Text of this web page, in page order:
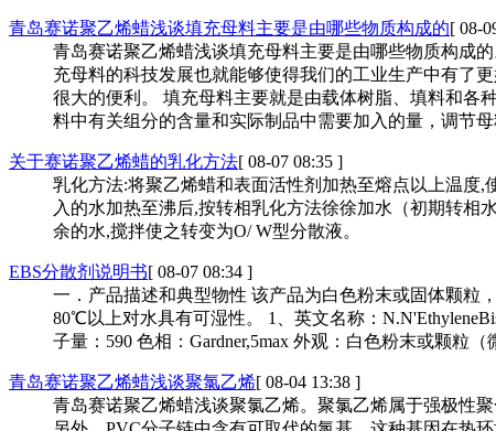
青岛赛诺聚乙烯蜡浅谈填充母料主要是由哪些物质构成的[ 08-
青岛赛诺聚乙烯蜡浅谈填充母料主要是由哪些物质构成
充母料的科技发展也就能够使得我们的工业生产中有了
很大的便利。 填充母料主要就是由载体树脂、填料和各
料中有关组分的含量和实际制品中需要加入的量，调节
关于赛诺聚乙烯蜡的乳化方法[ 08-07 08:35 ]
乳化方法:将聚乙烯蜡和表面活性剂加热至熔点以上温度,
入的水加热至沸后,按转相乳化方法徐徐加水（初期转相
余的水,搅拌使之转变为O/ W型分散液。
EBS分散剂说明书[ 08-07 08:34 ]
一．产品描述和典型物性 该产品为白色粉末或固体颗粒
80℃以上对水具有可湿性。 1、英文名称：
子量：590 色相：Gardner,5max 外观：白色粉末或颗粒（
青岛赛诺聚乙烯蜡浅谈聚氯乙烯[ 08-04 13:38 ]
青岛赛诺聚乙烯蜡浅谈聚氯乙烯。聚氯乙烯属于强极性